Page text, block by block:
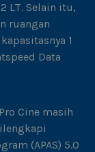
LT. Selain itu,
ruangan
1
Data
Cine masih
(APAS) 5.0